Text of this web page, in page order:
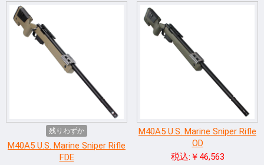
残りわずか
M40A5 U.S. Marine Sniper Rifle
FDE
M40A5 U.S. Marine Sniper Rifle
OD
税込:￥46,563